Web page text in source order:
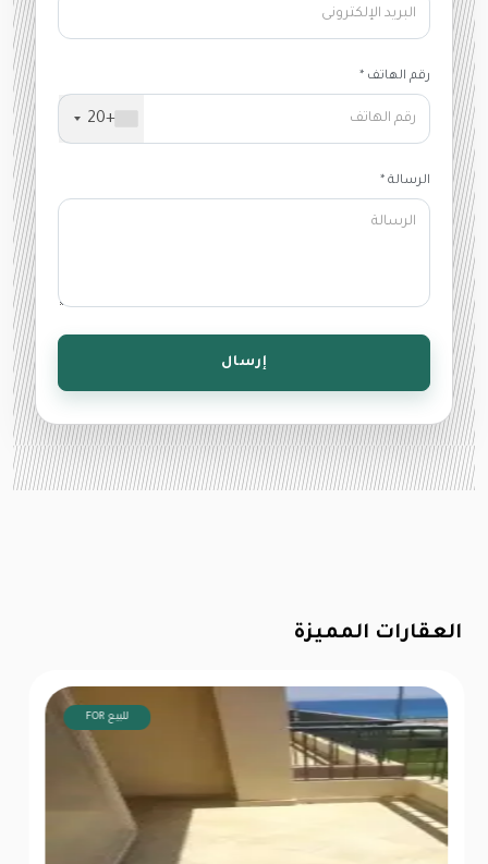
رقم الهاتف *
+20
الرسالة *
إرسال
العقارات المميزة
FOR للبيع